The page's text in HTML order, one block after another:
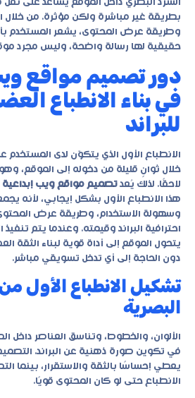
السرد البصري داخل الموقع يساعد على نقل
بطريقة غير مباشرة ولكن مؤثرة. من خلال
وطريقة عرض المحتوى، يشعر المستخدم
حقيقية لها رسالة واضحة، وليس مجرد
دور تصميم مواقع
في بناء الانطباع
للبراند
الانطباع الأول الذي يتكوّن لدى المستخدم
خلال ثوانٍ قليلة من دخوله إلى الموقع،
لاحقًا. لذلك يُعد تصميم مواقع ويب إبداعية
هذا الانطباع الأول بشكل إيجابي، لأنه
وسهولة الاستخدام، وطريقة عرض
احترافية البراند وقيمته. وعندما يتم
يتحول الموقع إلى أداة قوية لبناء الثقة
دون الحاجة إلى أي تدخل تسويقي مباشر.
تشكيل الانطباع الأول
البصرية
الألوان، والخطوط، وتناسق العناصر داخل
في تكوين صورة ذهنية عن البراند. التصميم
يعطي إحساسًا بالثقة والاستقرار، بينما
الانطباع حتى لو كان المحتوى قويًا.